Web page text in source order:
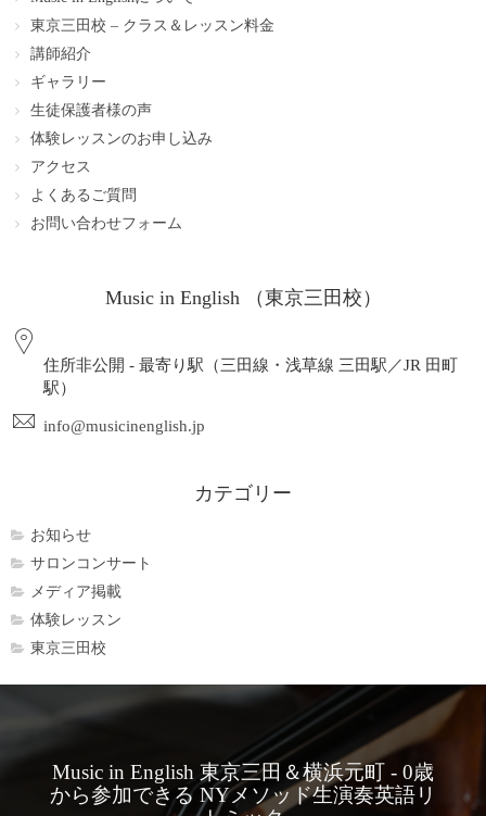
東京三田校 – クラス＆レッスン料金
講師紹介
ギャラリー
生徒保護者様の声
体験レッスンのお申し込み
アクセス
よくあるご質問
お問い合わせフォーム
Music in English （東京三田校）
住所非公開 - 最寄り駅（三田線・浅草線 三田駅／JR 田町
駅）
info@musicinenglish.jp
カテゴリー
お知らせ
サロンコンサート
メディア掲載
体験レッスン
東京三田校
Music in English 東京三田＆横浜元町 - 0歳
から参加できる NYメソッド生演奏英語リ